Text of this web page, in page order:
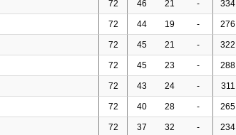
72 46 21 - 334
72 44 19 - 276
72 45 21 - 322
72 45 23 - 288
72 43 24 - 311
72 40 28 - 265
72 37 32 - 234